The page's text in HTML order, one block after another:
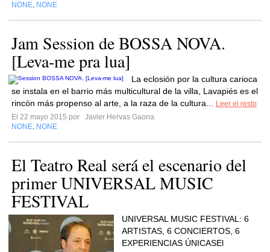
NONE NONE
Jam Session de BOSSA NOVA.
[Leva-me pra lua]
La eclosión por la cultura carioca
se instala en el barrio más multicultural de la villa, Lavapiés es el
rincón más propenso al arte, a la raza de la cultura...
Leer el resto
El 22 mayo 2015 por
Javier Hervas Gaona
NONE NONE
El Teatro Real será el escenario del
primer UNIVERSAL MUSIC
FESTIVAL
UNIVERSAL MUSIC FESTIVAL: 6
ARTISTAS, 6 CONCIERTOS, 6
EXPERIENCIAS ÚNICASEl